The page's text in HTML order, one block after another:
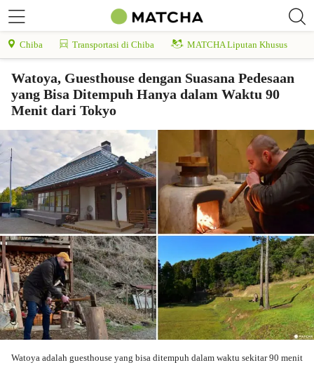
Chiba Transportasi di Chiba MATCHA Liputan Khusus
Watoya, Guesthouse dengan Suasana Pedesaan
yang Bisa Ditempuh Hanya dalam Waktu 90
Menit dari Tokyo
Watoya adalah guesthouse yang bisa ditempuh dalam waktu sekitar 90 menit